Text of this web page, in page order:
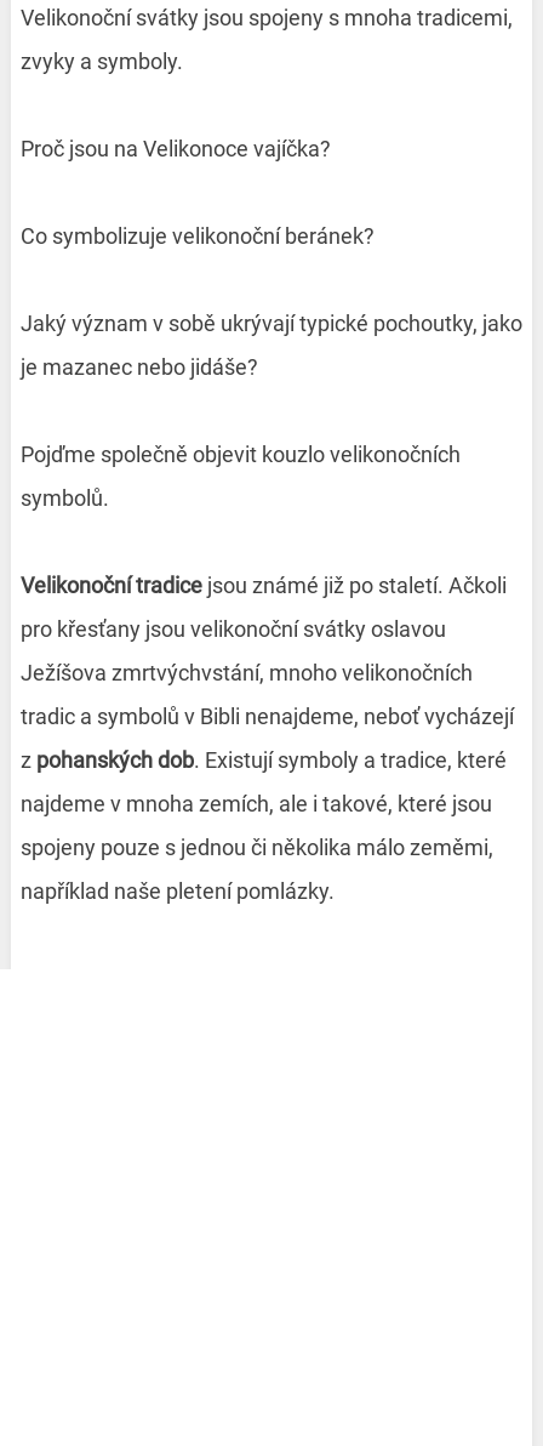
Velikonoční svátky jsou spojeny s mnoha tradicemi,
zvyky a symboly.
Proč jsou na Velikonoce vajíčka?
Co symbolizuje velikonoční beránek?
Jaký význam v sobě ukrývají typické pochoutky, jako
je mazanec nebo jidáše?
Pojďme společně objevit kouzlo velikonočních
symbolů.
Velikonoční tradicejsou známé již po staletí. Ačkoli
pro křesťany jsou velikonoční svátky oslavou
Ježíšova zmrtvýchvstání, mnoho velikonočních
tradic a symbolů v Bibli nenajdeme, neboť vycházejí
z pohanských dob. Existují symboly a tradice, které
najdeme v mnoha zemích, ale i takové, které jsou
spojeny pouze s jednou či několika málo zeměmi,
například naše pletení pomlázky.